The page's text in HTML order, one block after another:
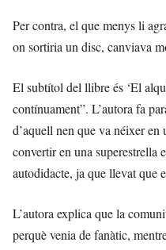
Per contra, el que menys li
on sortiria un disc, canviava
El subtítol del llibre és ‘El
contínuament”. L’autora fa
d’aquell nen que va néixer
convertir en una superestrella
autodidacte, ja que llevat que
L’autora explica que la
perquè venia de fanàtic,